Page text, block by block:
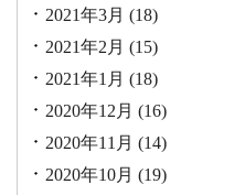
2021年3月 (18)
2021年2月 (15)
2021年1月 (18)
2020年12月 (16)
2020年11月 (14)
2020年10月 (19)